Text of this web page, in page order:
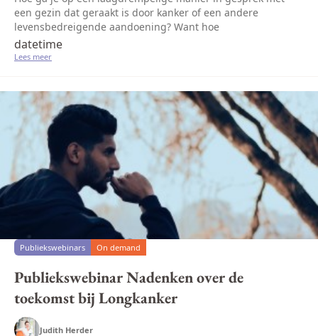
een gezin dat geraakt is door kanker of een andere
levensbedreigende aandoening? Want hoe
laagdrempeliger patiënten en naasten kunnen praten over
de ziekte, des te beter kunnen ze hun we...
datetime
Lees meer
Publiekswebinars On demand
Publiekswebinar Nadenken over de
toekomst bij Longkanker
Judith Herder